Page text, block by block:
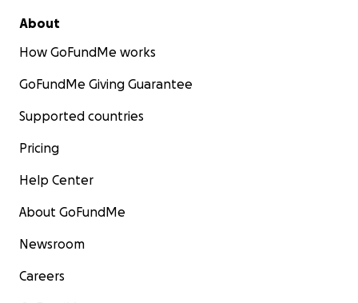
About
How GoFundMe works
GoFundMe Giving Guarantee
Supported countries
Pricing
Help Center
About GoFundMe
Newsroom
Careers